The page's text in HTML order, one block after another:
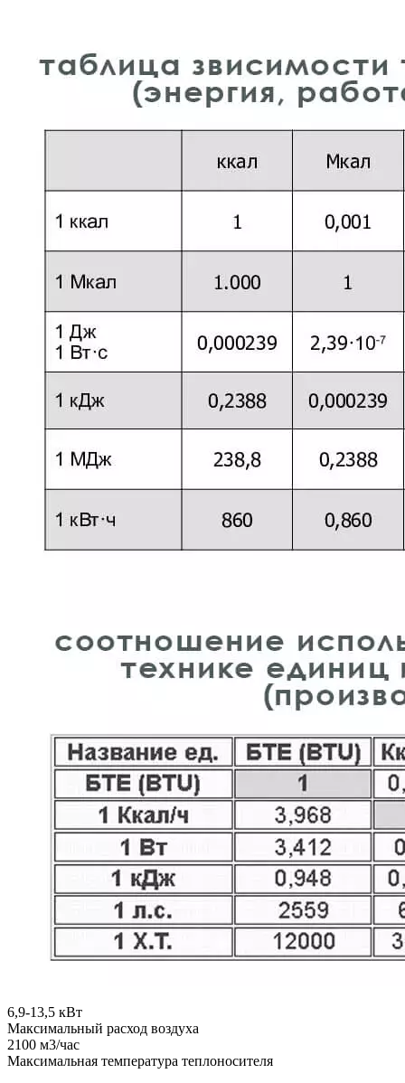
6,9-13,5 кВт
Максимальный расход воздуха
2100 м3/час
Максимальная температура теплоносителя